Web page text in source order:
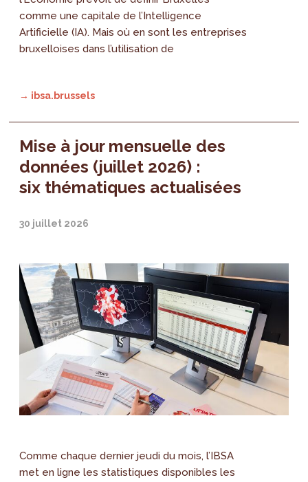
comme une capitale de l’Intelligence
Artificielle (IA). Mais où en sont les entreprises
bruxelloises dans l’utilisation de
→ ibsa.brussels
Mise à jour mensuelle des
données (juillet 2026) :
six thématiques actualisées
30 juillet 2026
Comme chaque dernier jeudi du mois, l’IBSA
met en ligne les statistiques disponibles les